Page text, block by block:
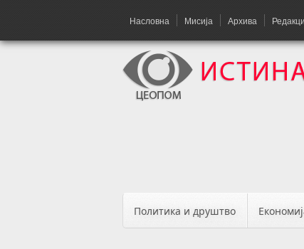
Насловна Мисија Архива
Политика и друштво